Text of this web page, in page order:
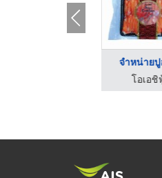
ขายส่งแซลมอนแช่แข็ง